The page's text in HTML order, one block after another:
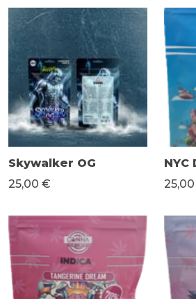
Skywalker OG
25,00 €
NYC